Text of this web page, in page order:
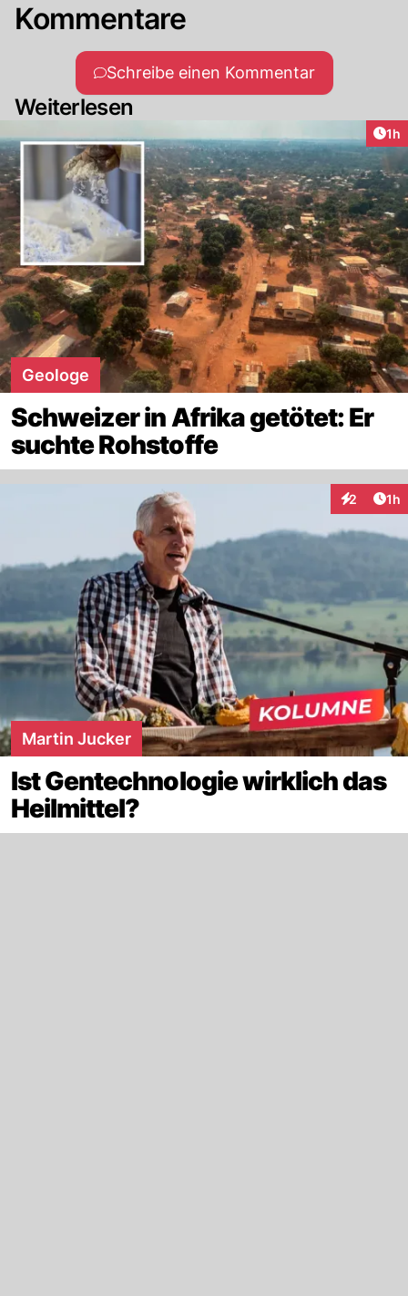
Kommentare
Schreibe einen Kommentar
Weiterlesen
1h
Geologe
Schweizer in Afrika getötet: Er
suchte Rohstoffe
2 1h
Martin Jucker
Ist Gentechnologie wirklich das
Heilmittel?